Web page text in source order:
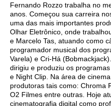
Fernando Rozzo trabalha no
anos. Começou sua carreira
uma das mais importantes
Olhar Eletrônico, onde
e Marcelo Tas, atuando como
programador musical dos
Varela) e Cri-Há
dirigiu e produziu os
e Night Clip. Na área de
produtoras tais como: Chroma
O2 Filmes entre outras. Hoje
cinematografia digital como